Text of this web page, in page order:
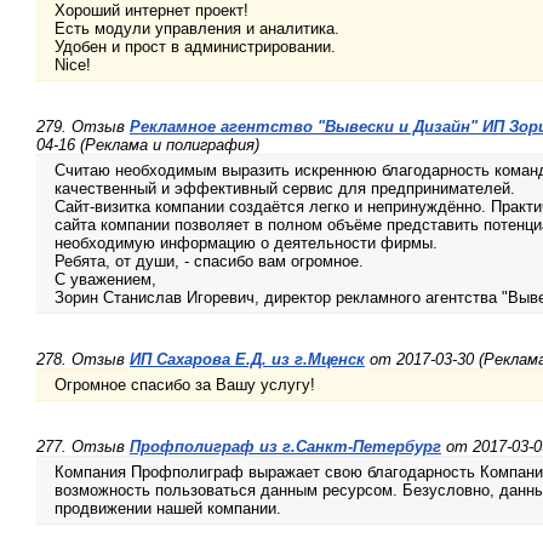
Хороший интернет проект!
Есть модули управления и аналитика.
Удобен и прост в администрировании.
Nice!
279. Отзыв Рекламное агентство "Вывески и Дизайн" ИП
04-16 (Реклама и полиграфия)
Считаю необходимым выразить искреннюю благодарность
качественный и эффективный сервис для предпринимателей.
Сайт-визитка компании создаётся легко и непринуждённо.
сайта компании позволяет в полном объёме представить
необходимую информацию о деятельности фирмы.
Ребята, от души, - спасибо вам огромное.
С уважением,
Зорин Станислав Игоревич, директор рекламного агентства
278. Отзыв ИП Сахарова Е.Д. из г.Мценск от 2017-03-30
Огромное спасибо за Вашу услугу!
277. Отзыв Профполиграф из г.Санкт-Петербург от 2017-03-
Компания Профполиграф выражает свою благодарность
возможность пользоваться данным ресурсом. Безусловно,
продвижении нашей компании.